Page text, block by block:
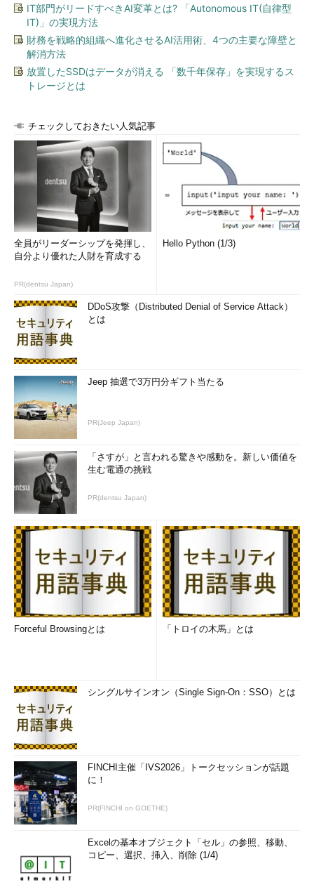
IT部門がリードすべきAI変革とは? 「Autonomous IT(自律型
IT)」の実現方法
財務を戦略的組織へ進化させるAI活用術、4つの主要な障壁と
解消方法
放置したSSDはデータが消える 「数千年保存」を実現するス
トレージとは
チェックしておきたい人気記事
全員がリーダーシップを発揮し、
自分より優れた人財を育成する
PR(dentsu Japan)
Hello Python (1/3)
DDoS攻撃（Distributed Denial of Service Attack）
とは
Jeep 抽選で3万円分ギフト当たる
PR(Jeep Japan)
「さすが」と言われる驚きや感動を。新しい価値を
生む電通の挑戦
PR(dentsu Japan)
Forceful Browsingとは 「トロイの木馬」とは
シングルサインオン（Single Sign-On：SSO）とは
FINCHI主催「IVS2026」トークセッションが話題
に！
PR(FINCHI on GOETHE)
Excelの基本オブジェクト「セル」の参照、移動、
コピー、選択、挿入、削除 (1/4)